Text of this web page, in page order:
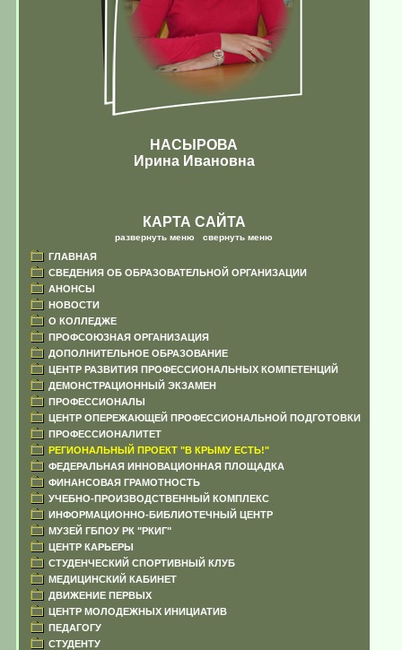
НАСЫРОВА
Ирина Ивановна
КАРТА САЙТА
развернуть меню свернуть меню
ГЛАВНАЯ
СВЕДЕНИЯ ОБ ОБРАЗОВАТЕЛЬНОЙ ОРГАНИЗАЦИИ
АНОНСЫ
НОВОСТИ
О КОЛЛЕДЖЕ
ПРОФСОЮЗНАЯ ОРГАНИЗАЦИЯ
ДОПОЛНИТЕЛЬНОЕ ОБРАЗОВАНИЕ
ЦЕНТР РАЗВИТИЯ ПРОФЕССИОНАЛЬНЫХ КОМПЕТЕНЦИЙ
ДЕМОНСТРАЦИОННЫЙ ЭКЗАМЕН
ПРОФЕССИОНАЛЫ
ЦЕНТР ОПЕРЕЖАЮЩЕЙ ПРОФЕССИОНАЛЬНОЙ ПОДГОТОВКИ
ПРОФЕССИОНАЛИТЕТ
РЕГИОНАЛЬНЫЙ ПРОЕКТ "В КРЫМУ ЕСТЬ!"
ФЕДЕРАЛЬНАЯ ИННОВАЦИОННАЯ ПЛОЩАДКА
ФИНАНСОВАЯ ГРАМОТНОСТЬ
УЧЕБНО-ПРОИЗВОДСТВЕННЫЙ КОМПЛЕКС
ИНФОРМАЦИОННО-БИБЛИОТЕЧНЫЙ ЦЕНТР
МУЗЕЙ ГБПОУ РК "РКИГ"
ЦЕНТР КАРЬЕРЫ
СТУДЕНЧЕСКИЙ СПОРТИВНЫЙ КЛУБ
МЕДИЦИНСКИЙ КАБИНЕТ
ДВИЖЕНИЕ ПЕРВЫХ
ЦЕНТР МОЛОДЕЖНЫХ ИНИЦИАТИВ
ПЕДАГОГУ
СТУДЕНТУ